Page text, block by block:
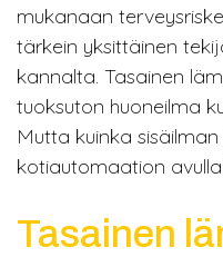
mukanaan
tärkein yksittäinen
kannalta. Tasainen
tuoksuton huoneilma
Mutta kuinka
kotiautomaation
Tasainen